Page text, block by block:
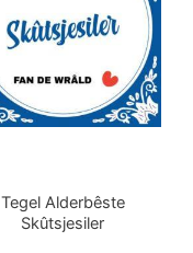
Tegel Alderbêste
Skûtsjesiler